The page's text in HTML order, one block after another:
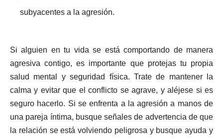
subyacentes a la agresión.
Si alguien en tu vida se está comportando de manera
agresiva contigo, es importante que protejas tu propia
salud mental y seguridad física. Trate de mantener la
calma y evitar que el conflicto se agrave, y aléjese si es
seguro hacerlo. Si se enfrenta a la agresión a manos de
una pareja íntima, busque señales de advertencia de que
la relación se está volviendo peligrosa y busque ayuda y